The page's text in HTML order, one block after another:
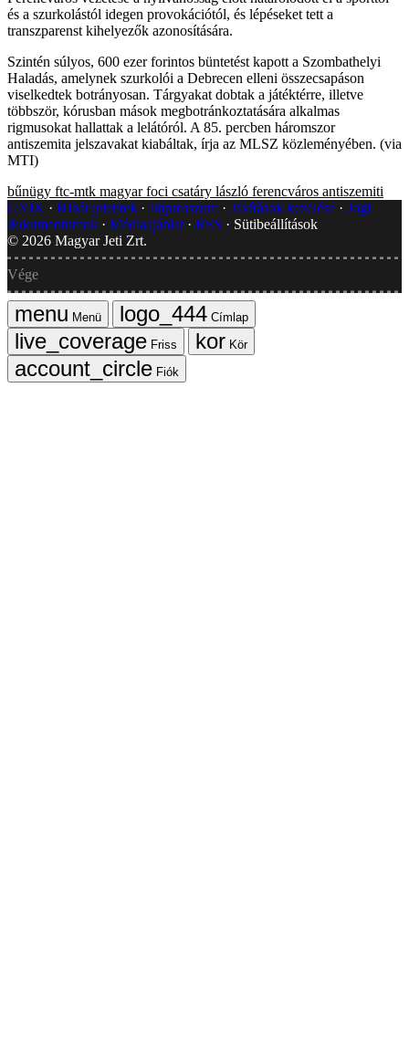
és a szurkolástól idegen provokációtól, és lépéseket tett a
transzparenst kihelyezők azonosítására.
Szintén súlyos, 600 ezer forintos büntetést kapott a Szombathelyi
Haladás, amelynek szurkolói a Debrecen elleni összecsapáson
viselkedtek botrányosan. Tárgyakat dobtak a játéktérre, illetve
többször, kórusban mások megbotránkoztatására alkalmas
rigmusokat hallattak a lelátóról. A 85. percben háromszor
antiszemita jelszavakat kiabáltak, írja az MLSZ közleményében. (via
MTI)
bűnügy ftc-mtk magyar foci csatáry lászló ferencváros antiszemiti
GYIK
Hibát jelentek Impresszum Javítások kezelése
Jogi
dokumentumok
Médiaajánlat RSS
Sütibeállítások
© 2026 Magyar Jeti Zrt.
Vége
Menü
Címlap
Friss
Kör
Fiók